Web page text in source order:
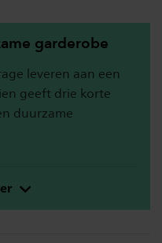
garderobe
leveren aan een
geeft drie korte
duurzame